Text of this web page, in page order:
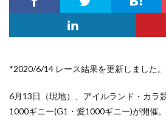
*2020/6/14 レース結果を更新しました。
6月13日（現地）、アイルランド・カラ
1000ギニー(G1・愛1000ギニー)が開催。